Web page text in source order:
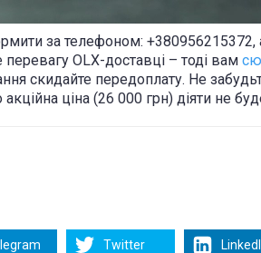
за телефоном: +380956215372,
перевагу OLX-доставці – тоді вам
скидайте передоплату. Не
акційна ціна (26 000 грн) діяти не
Twitter